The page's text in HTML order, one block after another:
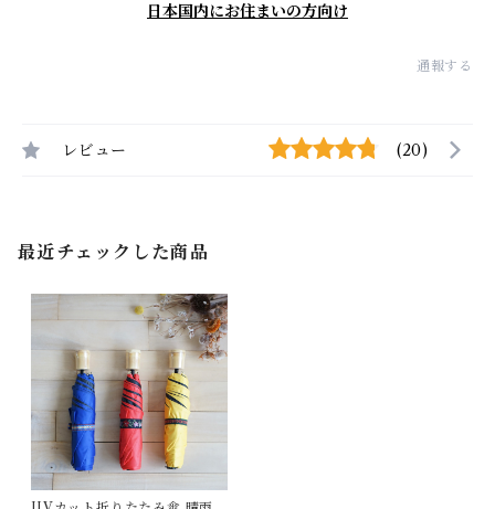
日本国内にお住まいの方向け
通報する
レビュー (20)
最近チェックした商品